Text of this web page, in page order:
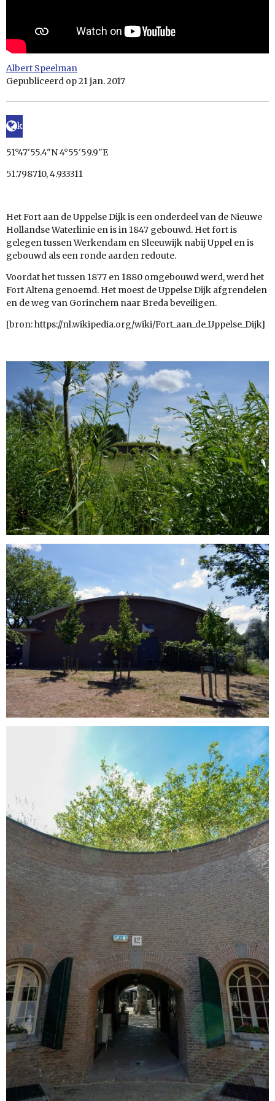
Albert Speelman
Gepubliceerd op 21 jan. 2017
k
51°47'55.4"N 4°55'59.9"E
51.798710, 4.933311
HetFort aan de Uppelse Dijkis een onderdeel van de Nieuwe
Hollandse Waterlinie en is in 1847 gebouwd. Het fort is
gelegen tussen Werkendam en Sleeuwijk nabij Uppel en is
gebouwd als een ronde aarden redoute.
Voordat het tussen 1877 en 1880 omgebouwd werd, werd het
Fort Altena genoemd. Het moest de Uppelse Dijk afgrendelen
en de weg van Gorinchem naarBreda beveiligen.
[bron: https://nl.wikipedia.org/wiki/Fort_aan_de_Uppelse_Dijk]